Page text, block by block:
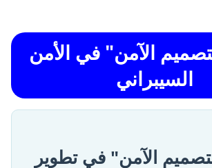
الآمن" في الأمن
السيبراني
الآمن" في تطوير